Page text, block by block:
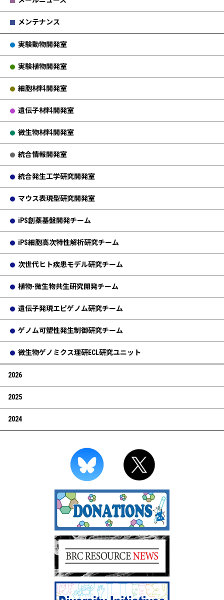
メンテナンス
実験動物開発室
実験植物開発室
細胞材料開発室
遺伝子材料開発室
微生物材料開発室
統合情報開発室
統合発生工学研究開発室
マウス表現型研究開発室
iPS創薬基盤開発チーム
iPS細胞高次特性解析研究チーム
次世代ヒト疾患モデル研究チーム
植物-微生物共生研究開発チーム
遺伝子発現エピゲノム研究チーム
ゲノム可塑性発生制御研究チーム
微生物ゲノミクス理研ECL研究ユニット
2026
2025
2024